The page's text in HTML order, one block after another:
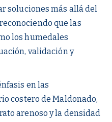
soluciones más allá del
que las
los humedales
validación y
en las
costero de Maldonado,
arenoso y la densidad